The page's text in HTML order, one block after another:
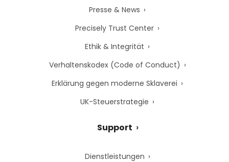
Presse & News
Precisely Trust Center
Ethik & Integrität
Verhaltenskodex (Code of Conduct)
Erklärung gegen moderne Sklaverei
UK-Steuerstrategie
Support
Dienstleistungen